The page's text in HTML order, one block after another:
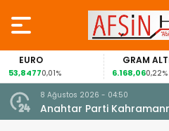
EURO
53,84770,01%
GRAM
6.168,060,22%
8 Ağustos 2026 - 04:50
Anahtar Parti
Afşin Teşkilatı ile buluştu.